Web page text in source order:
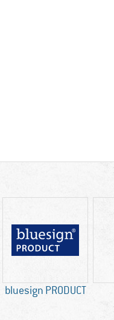
bluesign PRODUCT